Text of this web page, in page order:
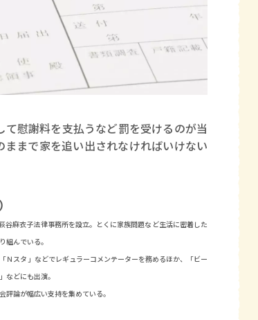
慰謝料を支払うなど罰を受けるのが当
まで家を追い出されなければいけない
麻衣子法律事務所を設立。とくに家族問題など生活に密着した
組んでいる。
Ｎスタ」などでレギュラーコメンテーターを務めるほか、「ビー
などにも出演。
論が幅広い支持を集めている。
賞金稼ぎスリーサム！ 二重拘束の…
著／川瀬七緒